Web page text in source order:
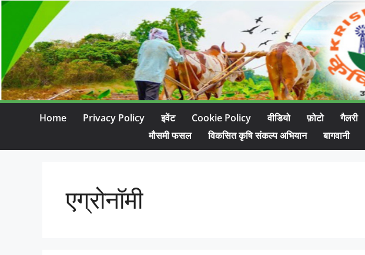
Home Privacy Policy इवेंट Cookie Policy वीडियो फ़ोटो गैलरी
मौसमी फसल
विकसित कृषि संकल्प अभियान बागवानी
एग्रोनॉमी